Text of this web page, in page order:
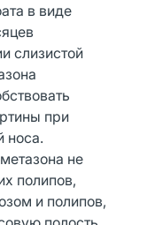
в виде
слизистой
при
носа.
не
полипов,
и полипов,